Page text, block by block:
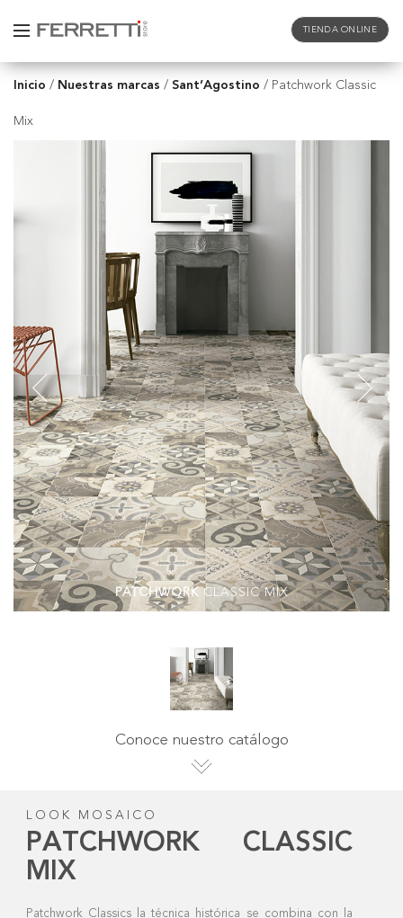
TIENDA ONLINE
Inicio / Nuestras marcas / Sant’Agostino / Patchwork Classic
Mix
PATCHWORK CLASSIC MIX
Conoce nuestro catálogo
LOOK MOSAICO
PATCHWORK CLASSIC
MIX
Patchwork Classics la técnica histórica se combina con la